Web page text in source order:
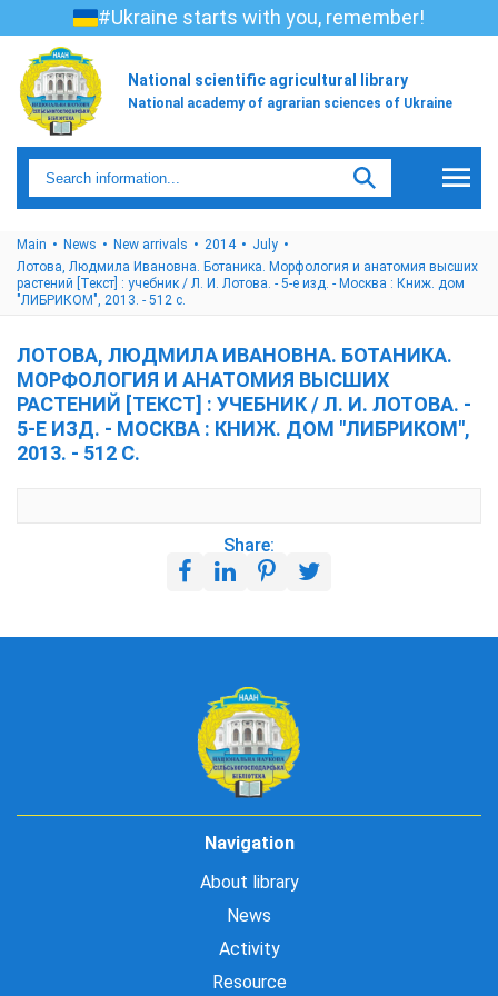
#Ukraine starts with you, remember!
National scientific agricultural library
National academy of agrarian sciences of Ukraine
Main News New arrivals 2014
July
Лотова, Людмила Ивановна. Ботаника. Морфология и анатомия высших
растений [Текст] : учебник / Л. И. Лотова. - 5-е изд. - Москва : Книж. дом
"ЛИБРИКОМ", 2013. - 512 с.
ЛОТОВА, ЛЮДМИЛА ИВАНОВНА. БОТАНИКА.
МОРФОЛОГИЯ И АНАТОМИЯ ВЫСШИХ
РАСТЕНИЙ [ТЕКСТ] : УЧЕБНИК / Л. И. ЛОТОВА. -
5-Е ИЗД. - МОСКВА : КНИЖ. ДОМ "ЛИБРИКОМ",
2013. - 512 С.
Share:
Navigation
About library
News
Activity
Resource